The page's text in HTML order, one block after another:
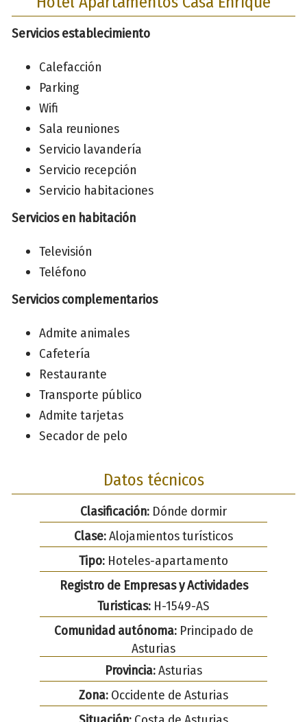
Servicios establecimiento
Calefacción
Parking
Wifi
Sala reuniones
Servicio lavandería
Servicio recepción
Servicio habitaciones
Servicios en habitación
Televisión
Teléfono
Servicios complementarios
Admite animales
Cafetería
Restaurante
Transporte público
Admite tarjetas
Secador de pelo
Datos técnicos
Clasificación: Dónde dormir
Clase:Alojamientos turísticos
Tipo: Hoteles-apartamento
Registro de Empresas y Actividades
Turisticas: H-1549-AS
Comunidad autónoma:Principado de
Asturias
Provincia:Asturias
Zona: Occidente de Asturias